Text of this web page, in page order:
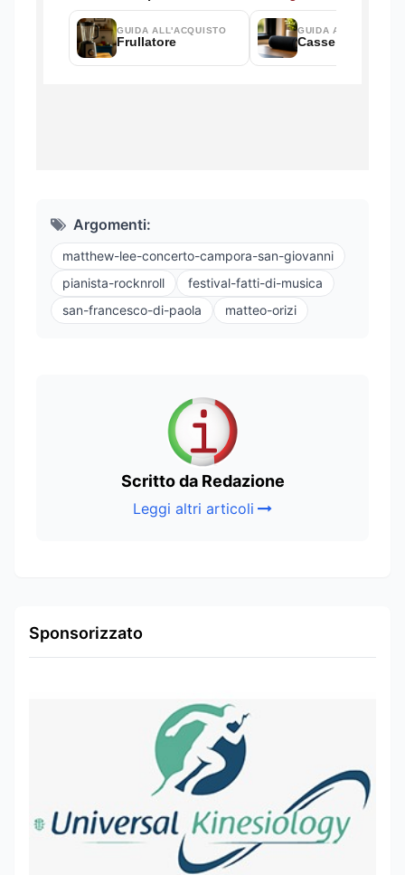
Argomenti:
matthew-lee-concerto-campora-san-giovanni
pianista-rocknroll
festival-fatti-di-musica
san-francesco-di-paola
matteo-orizi
Scritto da Redazione
Leggi altri articoli
Sponsorizzato